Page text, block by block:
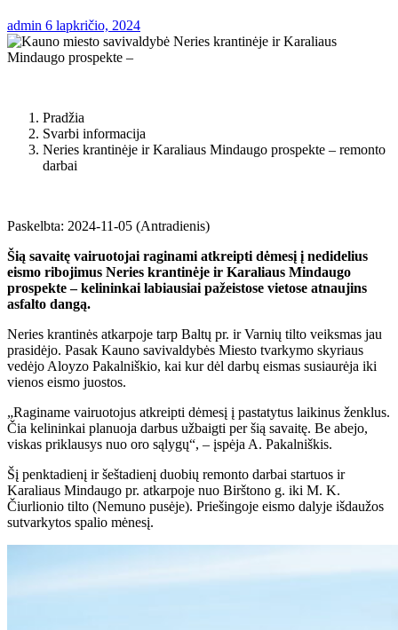
admin 6 lapkričio, 2024
Pradžia
Svarbi informacija
Neries krantinėje ir Karaliaus Mindaugo prospekte – remonto
darbai
Paskelbta: 2024-11-05 (Antradienis)
Šią savaitę vairuotojai raginami atkreipti dėmesį į nedidelius
eismo ribojimus Neries krantinėje ir Karaliaus Mindaugo
prospekte – kelininkai labiausiai pažeistose vietose atnaujins
asfalto dangą.
Neries krantinės atkarpoje tarp Baltų pr. ir Varnių tilto veiksmas jau
prasidėjo. Pasak Kauno savivaldybės Miesto tvarkymo skyriaus
vedėjo Aloyzo Pakalniškio, kai kur dėl darbų eismas susiaurėja iki
vienos eismo juostos.
„Raginame vairuotojus atkreipti dėmesį į pastatytus laikinus ženklus.
Čia kelininkai planuoja darbus užbaigti per šią savaitę. Be abejo,
viskas priklausys nuo oro sąlygų“, – įspėja A. Pakalniškis.
Šį penktadienį ir šeštadienį duobių remonto darbai startuos ir
Karaliaus Mindaugo pr. atkarpoje nuo Birštono g. iki M. K.
Čiurlionio tilto (Nemuno pusėje). Priešingoje eismo dalyje išdaužos
sutvarkytos spalio mėnesį.